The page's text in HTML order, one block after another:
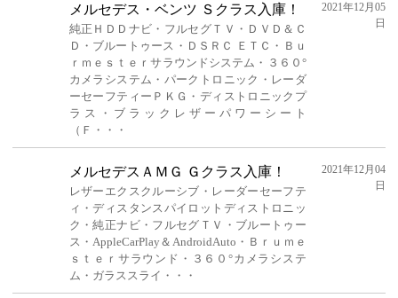
メルセデス・ベンツ Ｓクラス入庫！
純正ＨＤＤナビ・フルセグＴＶ・ＤＶＤ＆Ｃ
Ｄ・ブルートゥース・ＤＳＲＣ ＥＴＣ・Ｂｕ
ｒｍｅｓｔｅｒサラウンドシステム・３６０°
カメラシステム・パークトロニック・レーダ
ーセーフティーＰＫＧ・ディストロニックプ
ラス・ブラックレザーパワーシート
（Ｆ・・・
2021年12月05
日
メルセデスＡＭＧ Ｇクラス入庫！
レザーエクスクルーシブ・レーダーセーフテ
ィ・ディスタンスパイロットディストロニッ
ク・純正ナビ・フルセグＴＶ・ブルートゥー
ス・AppleCarPlay＆AndroidAuto・Ｂｒｕｍｅ
ｓｔｅｒサラウンド・３６０°カメラシステ
ム・ガラススライ・・・
2021年12月04
日